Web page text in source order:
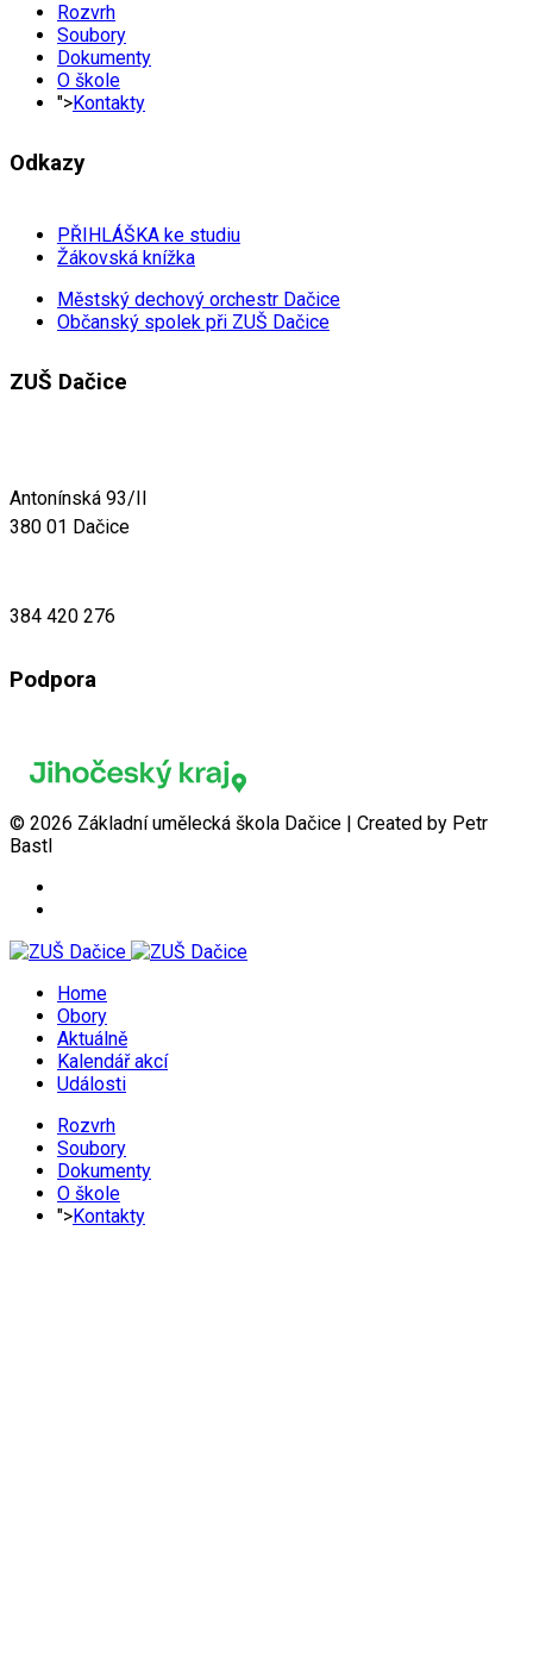
Rozvrh
Soubory
Dokumenty
O škole
">Kontakty
Odkazy
PŘIHLÁŠKA ke studiu
Žákovská knížka
Městský dechový orchestr Dačice
Občanský spolek při ZUŠ Dačice
ZUŠ Dačice
Antonínská 93/II
380 01 Dačice
384 420 276
Podpora
© 2026 Základní umělecká škola Dačice | Created by Petr
Bastl
Home
Obory
Aktuálně
Kalendář akcí
Události
Rozvrh
Soubory
Dokumenty
O škole
">Kontakty